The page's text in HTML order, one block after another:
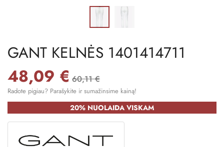
GANT KELNĖS 1401414711
48,09 € 60,11 €
Radote pigiau? Parašykite ir sumažinsime kainą!
20% NUOLAIDA VISKAM